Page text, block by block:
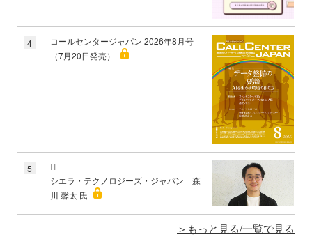
4
コールセンタージャパン 2026年8月号
（7月20日発売）
5
IT
シエラ・テクノロジーズ・ジャパン 森
川 馨太 氏
もっと見る/一覧で見る